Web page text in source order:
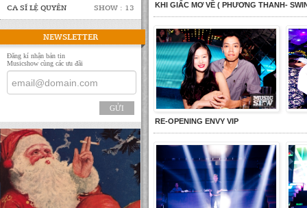
CA SĨ LỆ QUYÊN SHOW : 13
NEWSLETTER
Đăng kí nhận bản tin
Musicshow cùng các ưu đãi
GỬI
KHI GIẤC MƠ VỀ ( PHƯƠNG THANH-
RE-OPENING ENVY VIP